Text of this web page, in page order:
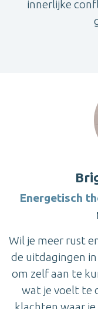
innerlijke
Energetisch
Wil je meer rust
de uitdagingen
om zelf aan te
wat je voelt te